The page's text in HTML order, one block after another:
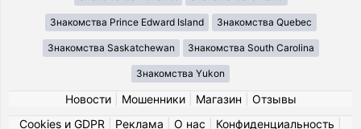
Знакомства Prince Edward Island Знакомства Quebec
Знакомства Saskatchewan Знакомства South Carolina
Знакомства Yukon
Новости| Мошенники| Магазин
Отзывы
Cookies и GDPR
Реклама О нас Конфиденциальность